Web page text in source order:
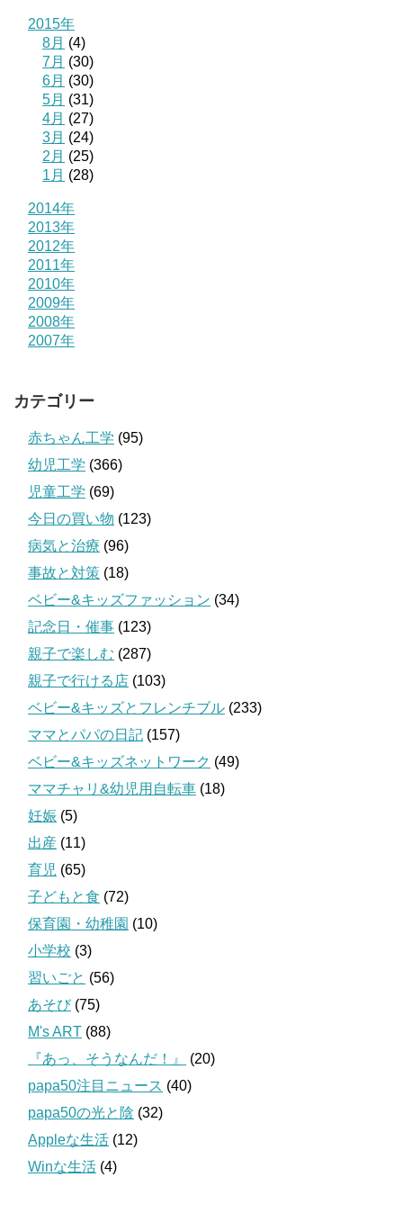
2015年
8月 (4)
7月 (30)
6月 (30)
5月 (31)
4月 (27)
3月 (24)
2月 (25)
1月 (28)
2014年
2013年
2012年
2011年
2010年
2009年
2008年
2007年
カテゴリー
赤ちゃん工学 (95)
幼児工学 (366)
児童工学 (69)
今日の買い物 (123)
病気と治療 (96)
事故と対策 (18)
ベビー&キッズファッション (34)
記念日・催事 (123)
親子で楽しむ (287)
親子で行ける店 (103)
ベビー&キッズとフレンチブル (233)
ママとパパの日記 (157)
ベビー&キッズネットワーク (49)
ママチャリ&幼児用自転車 (18)
妊娠 (5)
出産 (11)
育児 (65)
子どもと食 (72)
保育園・幼稚園 (10)
小学校 (3)
習いごと (56)
あそび(75)
M's ART (88)
『あっ、そうなんだ！』
(20)
papa50注目ニュース (40)
papa50の光と陰 (32)
Appleな生活 (12)
Winな生活 (4)